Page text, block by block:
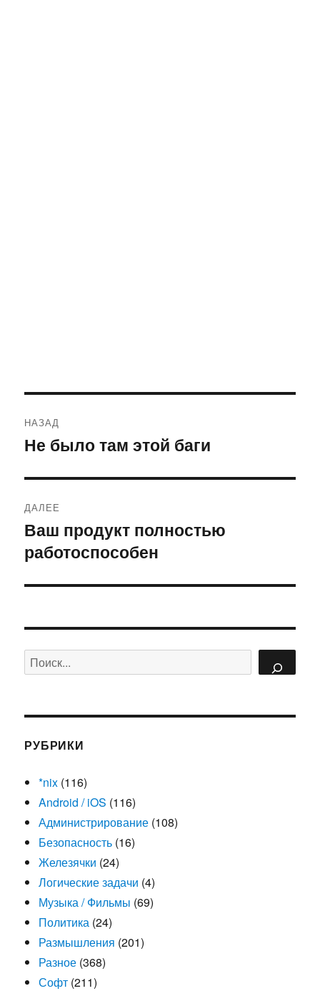
по
НАЗАД
Предыдущая
Не было там этой баги
ДАЛЕЕ
Следующая
запись:
Ваш продукт полностью
работоспособен
Поиск
РУБРИКИ
*nix (116)
Android / iOS (116)
Администрирование (108)
Безопасность (16)
Железячки (24)
Логические задачи (4)
Музыка / Фильмы (69)
Политика (24)
Размышления (201)
Разное (368)
Софт (211)